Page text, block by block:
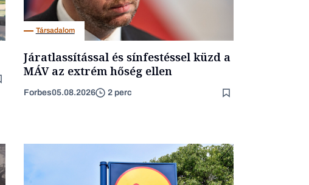
Társadalom
Járatlassítással és sínfestéssel küzd a
MÁV az extrém hőség ellen
Forbes05.08.2026 2 perc